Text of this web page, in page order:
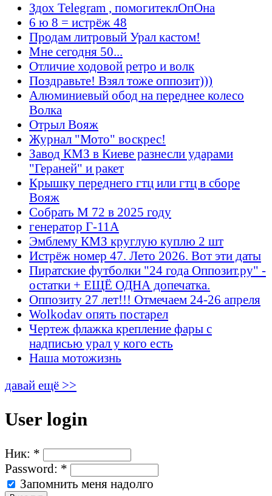
Здох Telegram , помогитеклОпОна
6 ю 8 = истрёж 48
Продам литровый Урал кастом!
Мне сегодня 50...
Отличие ходовой ретро и волк
Поздравьте! Взял тоже оппозит)))
Алюминиевый обод на переднее колесо
Волка
Отрыл Вояж
Журнал "Мото" воскрес!
Завод КМЗ в Киеве разнесли ударами
"Гераней" и ракет
Крышку переднего гтц или гтц в сборе
Вояж
Собрать М 72 в 2025 году
генератор Г-11А
Эмблему КМЗ круглую куплю 2 шт
Истрёж номер 47. Лето 2026. Вот эти даты
Пиратские футболки "24 года Оппозит.ру" -
остатки + ЕЩЁ ОДНА допечатка.
Оппозиту 27 лет!!! Отмечаем 24-26 апреля
Wolkodav опять постарел
Чертеж флажка крепление фары с
надписью урал у кого есть
Наша мотожизнь
давай ещё >>
User login
Ник: *
Password: *
Запомнить меня надолго